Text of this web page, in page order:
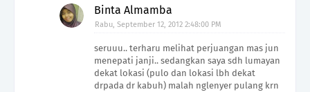
Binta Almamba
Rabu, September 12, 2012 2:48:00 PM
seruuu.. terharu melihat perjuangan mas jun
menepati janji.. sedangkan saya sdh lumayan
dekat lokasi (pulo dan lokasi lbh dekat
drpada dr kabuh) malah nglenyer pulang krn